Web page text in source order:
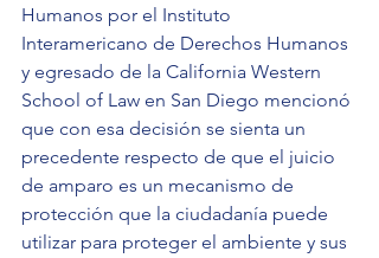
Humanos por el Instituto
Interamericano de Derechos Humanos
y egresado de la California Western
School of Law en San Diego mencionó
que con esa decisión se sienta un
precedente respecto de que el juicio
de amparo es un mecanismo de
protección que la ciudadanía puede
utilizar para proteger el ambiente y sus